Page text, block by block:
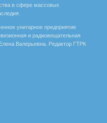
в сфере массовых
унитарное предприятие
и радиовещательная
Валерьевна. Редактор ГТРК